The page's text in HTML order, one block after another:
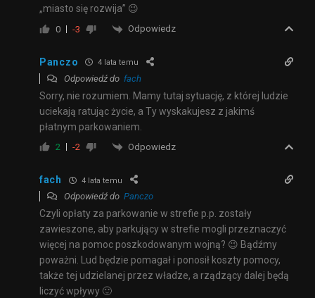
„miasto się rozwija” 😉
0 -3 Odpowiedz
Panczo 4 lata temu
Odpowiedź do fach
Sorry, nie rozumiem. Mamy tutaj sytuację, z której ludzie
uciekają ratując życie, a Ty wyskakujesz z jakimś
płatnym parkowaniem.
2 -2 Odpowiedz
fach 4 lata temu
Odpowiedź do Panczo
Czyli opłaty za parkowanie w strefie p.p. zostały
zawieszone, aby parkujący w strefie mogli przeznaczyć
więcej na pomoc poszkodowanym wojną? 😉 Bądźmy
poważni. Lud będzie pomagał i ponosił koszty pomocy,
także tej udzielanej przez władze, a rządzący dalej będą
liczyć wpływy 🙂